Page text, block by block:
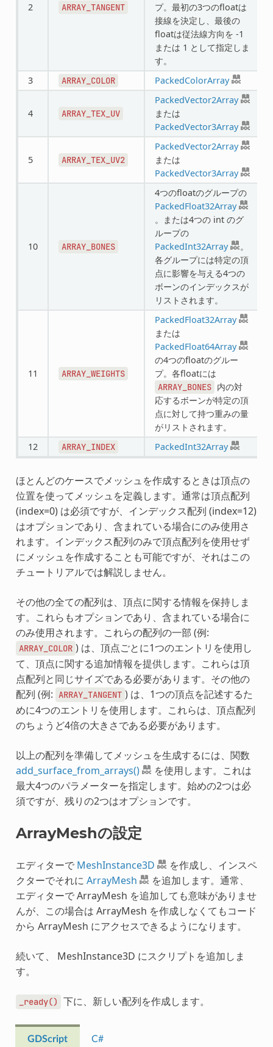
2 ARRAY_TANGENT
プ。最初の3つのfloatは
接線を決定し、最後の
floatは従法線方向を -1
または 1 として指定しま
す。
3
ARRAY_COLOR PackedColorArray
4 ARRAY_TEX_UV
PackedVector2Array
または
PackedVector3Array
5 ARRAY_TEX_UV2
PackedVector2Array
または
PackedVector3Array
10 ARRAY_BONES
4つのfloatのグループの
PackedFloat32Array
。または4つの int のグ
ループの
PackedInt32Array
。
各グループには特定の頂
点に影響を与える4つの
ボーンのインデックスが
リストされます。
11 ARRAY_WEIGHTS
PackedFloat32Array
または
PackedFloat64Array
の4つのfloatのグルー
プ。各floatには
ARRAY_BONES 内の対
応するボーンが特定の頂
点に対して持つ重みの量
がリストされます。
12
ARRAY_INDEX PackedInt32Array
ほとんどのケースでメッシュを作成するときは頂点の
位置を使ってメッシュを定義します。通常は頂点配列
(index=0) は必須ですが、インデックス配列 (index=12)
はオプションであり、含まれている場合にのみ使用さ
れます。インデックス配列のみで頂点配列を使用せず
にメッシュを作成することも可能ですが、それはこの
チュートリアルでは解説しません。
その他の全ての配列は、頂点に関する情報を保持しま
す。これらもオプションであり、含まれている場合に
のみ使用されます。これらの配列の一部 (例:
ARRAY_COLOR ) は、頂点ごとに1つのエントリを使用し
て、頂点に関する追加情報を提供します。これらは頂
点配列と同じサイズである必要があります。その他の
配列 (例: ARRAY_TANGENT ) は、1つの頂点を記述するた
めに4つのエントリを使用します。これらは、頂点配列
のちょうど4倍の大きさである必要があります。
以上の配列を準備してメッシュを生成するには、関数
add_surface_from_arrays()
を使用します。これは
最大4つのパラメーターを指定します。始めの2つは必
須ですが、残りの2つはオプションです。
ArrayMeshの設定
エディターで MeshInstance3D
を作成し、インスペ
クターでそれに ArrayMesh
を追加します。通常、
エディターで ArrayMesh を追加しても意味がありませ
んが、この場合は ArrayMesh を作成しなくてもコード
から ArrayMesh にアクセスできるようになります。
続いて、 MeshInstance3D にスクリプトを追加しま
す。
_ready() 下に、新しい配列を作成します。
GDScript C#